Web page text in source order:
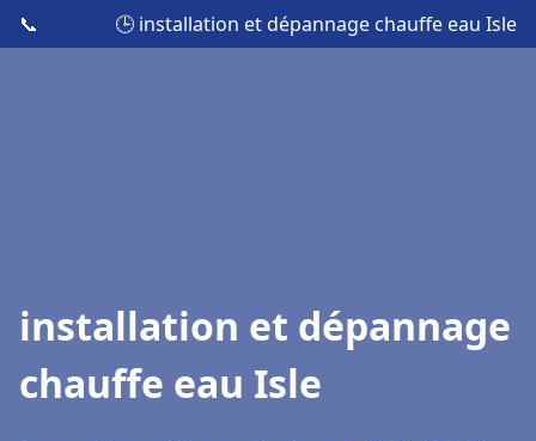
📞 🕒 installation et dépannage chauffe eau Isle
installation et dépannage
chauffe eau Isle